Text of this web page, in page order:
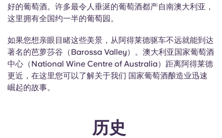
好的葡萄酒。许多最令人垂涎的葡萄酒都产自南澳大利亚，
这里拥有全国约一半的葡萄园。
如果您想亲眼目睹这些美景，从阿得莱德驱车不远就能到达
著名的芭萝莎谷（Barossa Valley）。澳大利亚国家葡萄酒
中心（National Wine Centre of Australia）距离阿得莱德
更近，在这里您可以了解关于我们 国家葡萄酒酿造业迅速
崛起的故事。
历史